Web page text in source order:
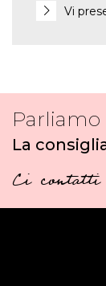
Vi
Parliamo
La
Ci contatti